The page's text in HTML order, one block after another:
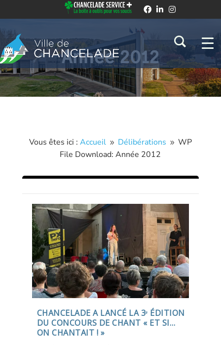
Année 2012
Vous êtes ici : Accueil 9 Délibérations 9 WP
File Download: Année 2012
CHANCELADE A LANCÉ LA 3ᵉ ÉDITION
DU CONCOURS DE CHANT « ET SI…
ON CHANTAIT ! »